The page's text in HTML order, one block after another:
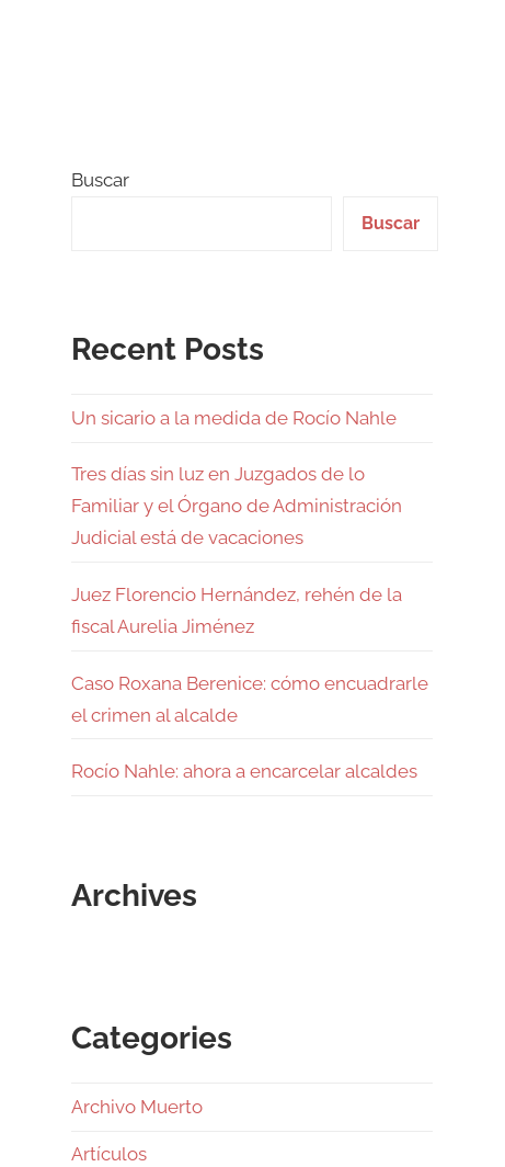
Buscar
Buscar
Recent Posts
Un sicario a la medida de Rocío Nahle
Tres días sin luz en Juzgados de lo
Familiar y el Órgano de Administración
Judicial está de vacaciones
Juez Florencio Hernández, rehén de la
fiscal Aurelia Jiménez
Caso Roxana Berenice: cómo encuadrarle
el crimen al alcalde
Rocío Nahle: ahora a encarcelar alcaldes
Archives
Categories
Archivo Muerto
Artículos